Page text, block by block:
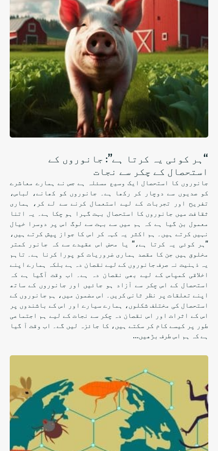
“ہر کوئی یہ کرتا ہے”: جانوروں کے
استحصال کے چکر سے نجات
جانوروں کا استحصال ایک وسیع مسئلہ ہے جس نے ہمارے معاشرے
کو صدیوں سے دوچار کر رکھا ہے۔ جانوروں کو کھانے، لباس،
تفریح ​​اور تجربات کے لیے استعمال کرنے سے لے کر، ہماری
ثقافت میں جانوروں کا استحصال بہت گہرا ہو چکا ہے۔ یہ اتنا
معمول بن گیا ہے کہ ہم میں سے بہت سے لوگ اس پر دوسرا خیال
نہیں کرتے ہیں۔ ہم اکثر یہ کہہ کر اس کا جواز پیش کرتے ہیں،
"ہر کوئی یہ کرتا ہے،" یا محض اس عقیدے سے کہ جانور کمتر
مخلوق ہیں جن کا مقصد ہماری ضروریات کو پورا کرنا ہے۔ تاہم
یہ ذہنیت نہ صرف جانوروں کے لیے نقصان دہ ہے بلکہ ہمارے اپنے
اخلاقی کمپاس کے لیے بھی نقصان دہ ہے۔ اب وقت آگیا ہے کہ
استحصال کے اس چکر سے آزاد ہو جائیں اور جانوروں کے ساتھ
اپنے تعلقات پر نظر ثانی کریں۔ اس مضمون میں، ہم جانوروں کے
استحصال کی مختلف شکلوں، ہمارے سیارے اور اس کے باشندوں پر
اس کے اثرات اور اس نقصان دہ چکر سے نجات کے لیے ہم اجتماعی
طور پر کیسے کام کر سکتے ہیں، کا جائزہ لیں گے۔ اب وقت آ گیا
ہے کہ ہم اس طرف بڑھیں…